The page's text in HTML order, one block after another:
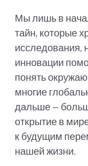
Мы лишь в
тайн, которые
исследования,
инновации
понять
многие
дальше —
открытие в
к будущим
нашей жизни.